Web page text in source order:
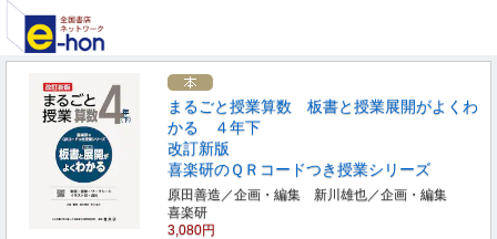
まるごと授業算数 板書と授業展開がよくわ
かる ４年下
改訂新版
喜楽研のＱＲコードつき授業シリーズ
原田善造／企画・編集 新川雄也／企画・編集
喜楽研
3,080円